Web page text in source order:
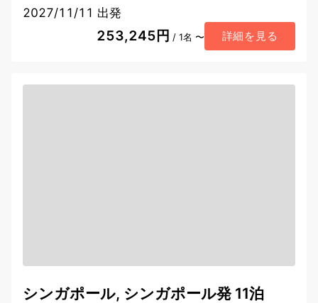
2027/11/11 出発
253,245円 / 1名 〜 詳細を見る
シンガポール, シンガポール発 11泊